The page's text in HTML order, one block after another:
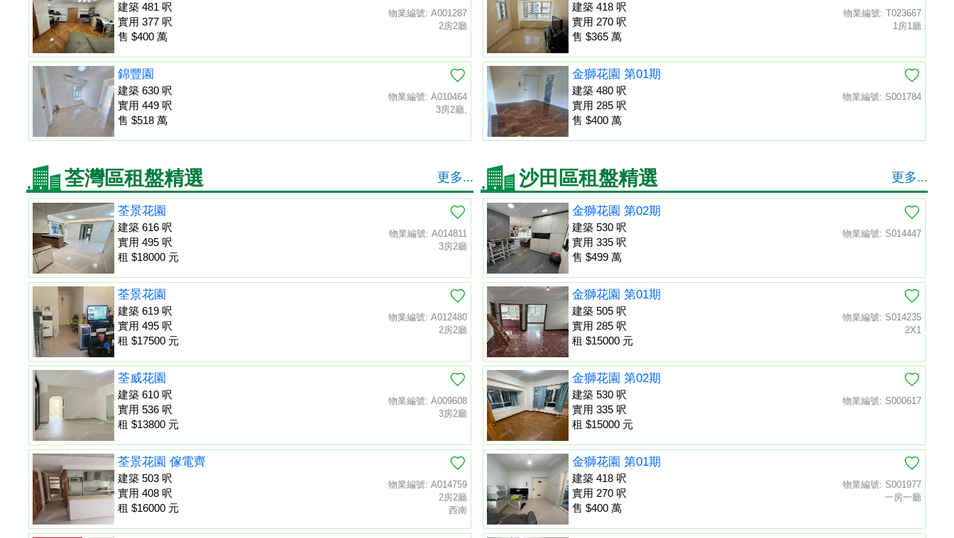
物業編號: A001287
2房2廳
建築 481 呎
實用 377 呎
售 $400 萬
物業編號: A010464
3房2廳,
錦豐園
建築 630 呎
實用 449 呎
售 $518 萬
物業編號: T023667
1房1廳
建築 418 呎
實用 270 呎
售 $365 萬
物業編號: S001784
金獅花園 第01期
建築 480 呎
實用 285 呎
售 $400 萬
荃灣區租盤精選 更多...
物業編號: A014811
3房2廳
荃景花園
建築 616 呎
實用 495 呎
租 $18000 元
物業編號: A012480
2房2廳
荃景花園
建築 619 呎
實用 495 呎
租 $17500 元
物業編號: A009608
3房2廳
荃威花園
建築 610 呎
實用 536 呎
租 $13800 元
物業編號: A014759
2房2廳
西南
荃景花園 傢電齊
建築 503 呎
實用 408 呎
租 $16000 元
沙田區租盤精選 更多...
物業編號: S014447
金獅花園 第02期
建築 530 呎
實用 335 呎
售 $499 萬
物業編號: S014235
2X1
金獅花園 第01期
建築 505 呎
實用 285 呎
租 $15000 元
物業編號: S000617
金獅花園 第02期
建築 530 呎
實用 335 呎
租 $15000 元
物業編號: S001977
一房一廳
金獅花園 第01期
建築 418 呎
實用 270 呎
售 $400 萬